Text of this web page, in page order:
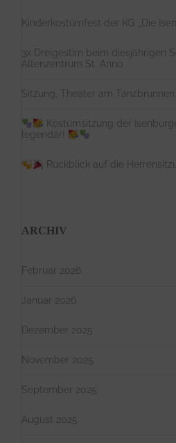
Kinderkostümfest der KG ,,Die
3x Dreigestirn beim diesjährigen
Altenzentrum St. Anno
Sitzung, Theater am Tanzbrunnen
Kostümsitzung der
legendär!
Rückblick auf die
ARCHIV
Februar 2026
Januar 2026
Dezember 2025
November 2025
September 2025
August 2025